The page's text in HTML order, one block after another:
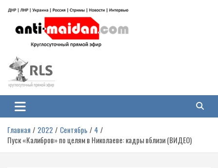
содержимому
Антимайдан: Гражданская война
на Украине
гражданской войне на Украине, включая события в Новороссии, ДНР,
ЛНР и других регионах.
Главная 2022 Сентябрь
4
Пуск «Калибров» по целям в Николаеве: кадры вблизи (ВИДЕО)